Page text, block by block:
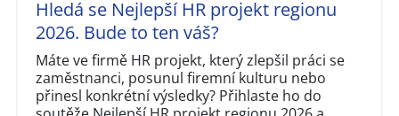
Hledá se Nejlepší HR projekt regionu
2026. Bude to ten váš?
Máte ve firmě HR projekt, který zlepšil práci se
zaměstnanci, posunul firemní kulturu nebo
přinesl konkrétní výsledky? Přihlaste ho do